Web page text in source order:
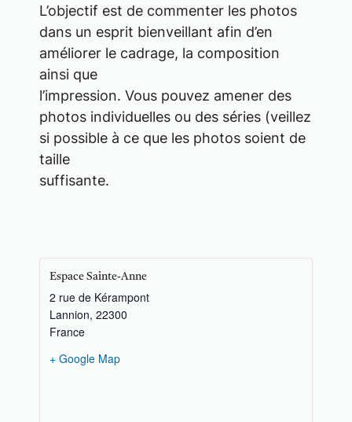
L’objectif est de commenter les photos
dans un esprit bienveillant afin d’en
améliorer le cadrage, la composition
ainsi que
l’impression. Vous pouvez amener des
photos individuelles ou des séries (veillez
si possible à ce que les photos soient de
taille
suffisante.
Espace Sainte-Anne
2 rue de Kérampont
Lannion, 22300
France
+ Google Map